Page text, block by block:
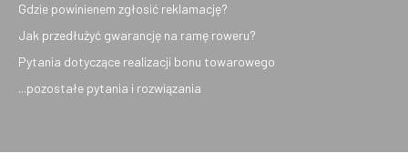
Gdzie powinienem zgłosić reklamację?
Jak przedłużyć gwarancję na ramę roweru?
Pytania dotyczące realizacji bonu towarowego
...pozostałe pytania i rozwiązania